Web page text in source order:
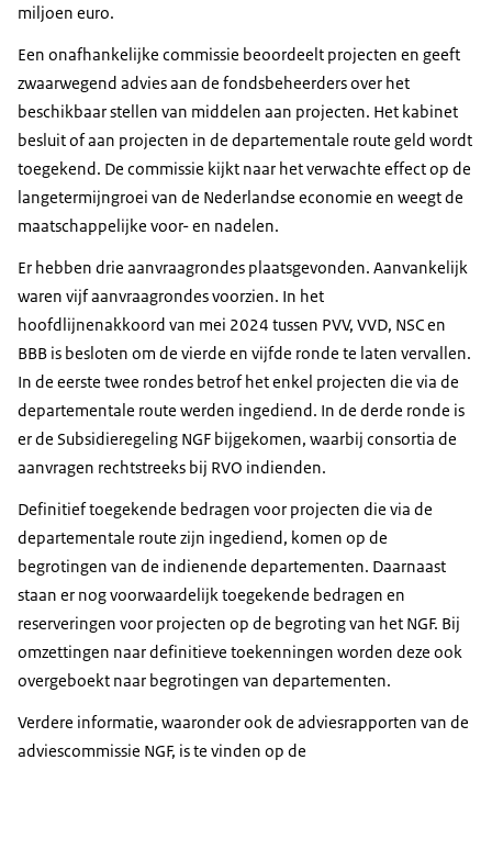
miljoen euro.
Een onafhankelijke commissie beoordeelt projecten en geeft
zwaarwegend advies aan de fondsbeheerders over het
beschikbaar stellen van middelen aan projecten. Het kabinet
besluit of aan projecten in de departementale route geld wordt
toegekend. De commissie kijkt naar het verwachte effect op de
langetermijngroei van de Nederlandse economie en weegt de
maatschappelijke voor- en nadelen.
Er hebben drie aanvraagrondes plaatsgevonden. Aanvankelijk
waren vijf aanvraagrondes voorzien. In het
hoofdlijnenakkoord van mei 2024 tussen PVV, VVD, NSC en
BBB is besloten om de vierde en vijfde ronde te laten vervallen.
In de eerste twee rondes betrof het enkel projecten die via de
departementale route werden ingediend. In de derde ronde is
er de Subsidieregeling NGF bijgekomen, waarbij consortia de
aanvragen rechtstreeks bij RVO indienden.
Definitief toegekende bedragen voor projecten die via de
departementale route zijn ingediend, komen op de
begrotingen van de indienende departementen. Daarnaast
staan er nog voorwaardelijk toegekende bedragen en
reserveringen voor projecten op de begroting van het NGF. Bij
omzettingen naar definitieve toekenningen worden deze ook
overgeboekt naar begrotingen van departementen.
Verdere informatie, waaronder ook de adviesrapporten van de
adviescommissie NGF, is te vinden op de